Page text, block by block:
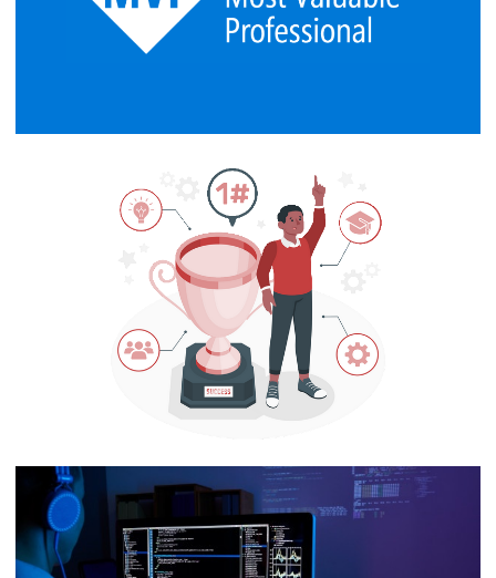
Microsoft Most Valuable Professional
(MVP) 2024
02 de outubro de 2024 1 min de leitura
TOP 25 melhores blogs de SQL do
mundo!
13 de maio de 2022 2 min de leitura